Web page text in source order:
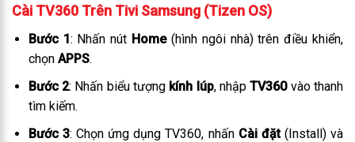
Cài TV360 Trên Tivi Samsung (Tizen OS)
Bước 1 : Nhấn nút Home(hình ngôi nhà) trên điều khiển,
chọn APPS.
Bước 2: Nhấn biểu tượng kính lúp, nhậpTV360vào thanh
tìm kiếm.
Bước 3: Chọn ứng dụng TV360, nhấn Cài đặt(Install) và